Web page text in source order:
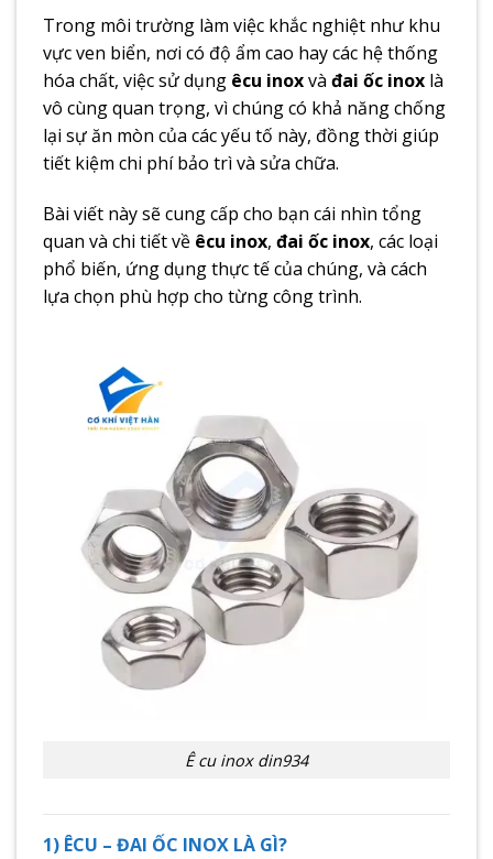
Trong môi trường làm việc khắc nghiệt như khu
vực ven biển, nơi có độ ẩm cao hay các hệ thống
hóa chất, việc sử dụng êcu inoxvà đai ốc inox là
vô cùng quan trọng, vì chúng có khả năng chống
lại sự ăn mòn của các yếu tố này, đồng thời giúp
tiết kiệm chi phí bảo trì và sửa chữa.
Bài viết này sẽ cung cấp cho bạn cái nhìn tổng
quan và chi tiết về êcu inox, đai ốc inox, các loại
phổ biến, ứng dụng thực tế của chúng, và cách
lựa chọn phù hợp cho từng công trình.
Ê cu inox din934
1) ÊCU – ĐAI ỐC INOX LÀ GÌ?